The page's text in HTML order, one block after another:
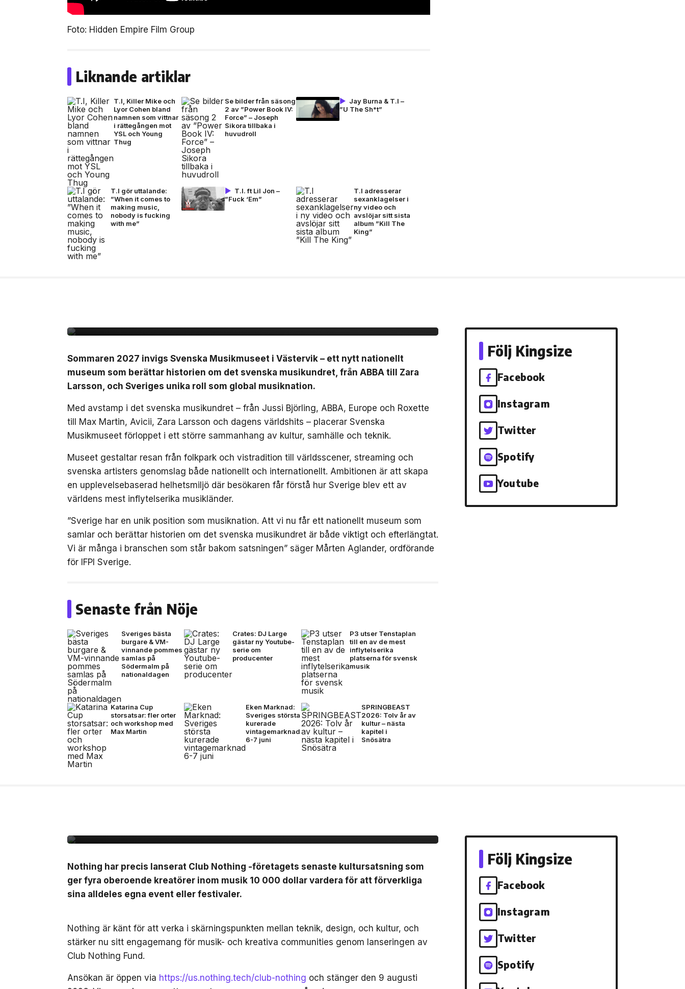
Foto: Hidden Empire Film Group
Liknande artiklar
T.I, Killer Mike och
Lyor Cohen bland
namnen som vittnar
i rättegången mot
YSL och Young
Thug
Se bilder från säsong
2 av ”Power Book IV:
Force” – Joseph
Sikora tillbaka i
huvudroll
Jay Burna & T.I –
”U The Sh*t”
T.I gör uttalande:
”When it comes to
making music,
nobody is fucking
with me”
T.I. ft Lil Jon –
”Fuck ‘Em”
T.I adresserar
sexanklagelser i
ny video och
avslöjar sitt sista
album ”Kill The
King”
Sommaren 2027 invigs Svenska Musikmuseet i Västervik – ett nytt nationellt
museum som berättar historien om det svenska musikundret, från ABBA till Zara
Larsson, och Sveriges unika roll som global musiknation.
Med avstamp i det svenska musikundret – från Jussi Björling, ABBA, Europe och Roxette
till Max Martin, Avicii, Zara Larsson och dagens världshits – placerar Svenska
Musikmuseet förloppet i ett större sammanhang av kultur, samhälle och teknik.
Museet gestaltar resan från folkpark och vistradition till världsscener, streaming och
svenska artisters genomslag både nationellt och internationellt. Ambitionen är att skapa
en upplevelsebaserad helhetsmiljö där besökaren får förstå hur Sverige blev ett av
världens mest inflytelserika musikländer.
”Sverige har en unik position som musiknation. Att vi nu får ett nationellt museum som
samlar och berättar historien om det svenska musikundret är både viktigt och efterlängtat.
Vi är många i branschen som står bakom satsningen” säger Mårten Aglander, ordförande
för IFPI Sverige.
Senaste från Nöje
Sveriges bästa
burgare & VM-
vinnande pommes
samlas på
Södermalm på
nationaldagen
Crates: DJ Large
gästar ny Youtube-
serie om
producenter
P3 utser Tenstaplan
till en av de mest
inflytelserika
platserna för svensk
musik
Katarina Cup
storsatsar: fler orter
och workshop med
Max Martin
Eken Marknad:
Sveriges största
kurerade
vintagemarknad
6-7 juni
SPRINGBEAST
2026: Tolv år av
kultur – nästa
kapitel i
Snösätra
Följ Kingsize
Facebook
Instagram
Twitter
Spotify
Youtube
Nothing har precis lanserat Club Nothing -företagets senaste kultursatsning som
ger fyra oberoende kreatörer inom musik 10 000 dollar vardera för att förverkliga
sina alldeles egna event eller festivaler.
Nothing är känt för att verka i skärningspunkten mellan teknik, design, och kultur, och
stärker nu sitt engagemang för musik- och kreativa communities genom lanseringen av
Club Nothing Fund.
Ansökan är öppen via https://us.nothing.tech/club-nothing och stänger den 9 augusti
Följ Kingsize
Facebook
Instagram
Twitter
Spotify